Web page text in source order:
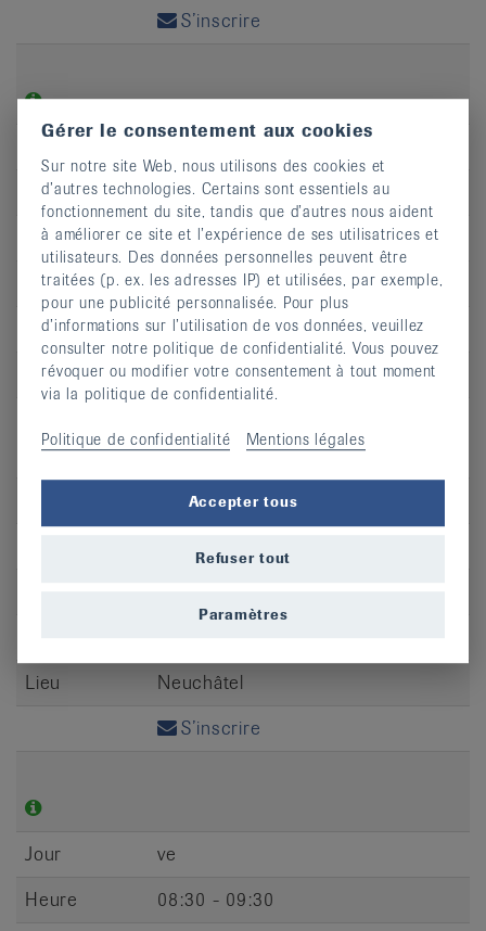
S’inscrire
Heure
11:00 - 12:00
Adresse
Rue du Seyon 9
CP
2000
Lieu
Neuchâtel
S’inscrire
Lieu
Neuchâtel
S’inscrire
Jour
ve
Heure
08:30 - 09:30
Gérer le consentement aux cookies
Sur notre site Web, nous utilisons des cookies et
d’autres technologies. Certains sont essentiels au
fonctionnement du site, tandis que d’autres nous aident
à améliorer ce site et l’expérience de ses utilisatrices et
utilisateurs. Des données personnelles peuvent être
traitées (p. ex. les adresses IP) et utilisées, par exemple,
pour une publicité personnalisée. Pour plus
d’informations sur l’utilisation de vos données, veuillez
consulter notre politique de confidentialité. Vous pouvez
révoquer ou modifier votre consentement à tout moment
via la politique de confidentialité.
Politique de confidentialité Mentions légales
Accepter tous
Refuser tout
Paramètres